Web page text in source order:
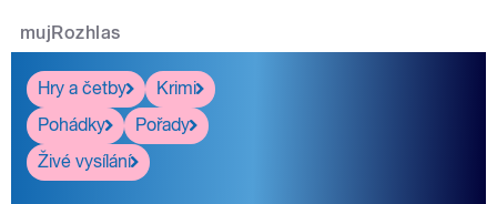
mujRozhlas
Hry a četby
Krimi
Pohádky
Pořady
Živé vysílání